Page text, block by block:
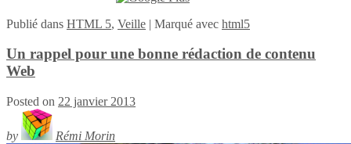
Publié dans HTML 5, Veille | Marqué avec html5
Un rappel pour une bonne rédaction de contenu
Web
Posted on 22 janvier 2013
by Rémi Morin